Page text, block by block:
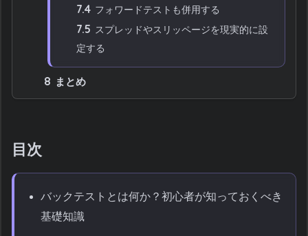
7.4 フォワードテストも併用する
7.5 スプレッドやスリッページを現実的に設
定する
8 まとめ
目次
バックテストとは何か？初心者が知っておくべき
基礎知識